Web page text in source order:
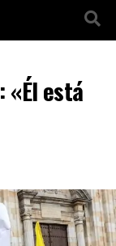
«Él está